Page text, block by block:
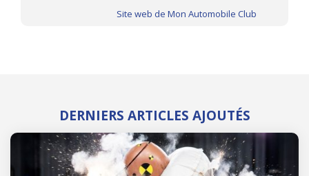
Site web de Mon Automobile Club
DERNIERS ARTICLES AJOUTÉS